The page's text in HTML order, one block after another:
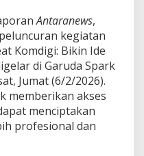
Antaranews,
kegiatan
Komdigi: Bikin Ide
di Garuda Spark
Jumat (6/2/2026).
memberikan akses
menciptakan
profesional dan